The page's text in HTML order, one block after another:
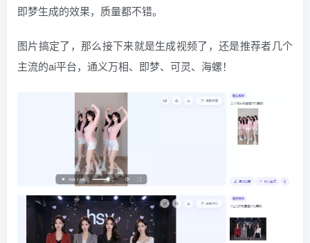
即梦生成的效果，质量都不错。
图片搞定了，那么接下来就是生成视频了，还是推荐者几个
主流的ai平台，通义万相、即梦、可灵、海螺！